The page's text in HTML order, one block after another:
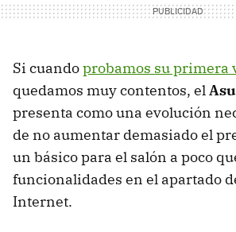
Si cuandoprobamos su primera
quedamos muy contentos, el
presenta como una evolución
de no aumentar demasiado el
un básico para el salón a poco
funcionalidades en el apartado
Internet.